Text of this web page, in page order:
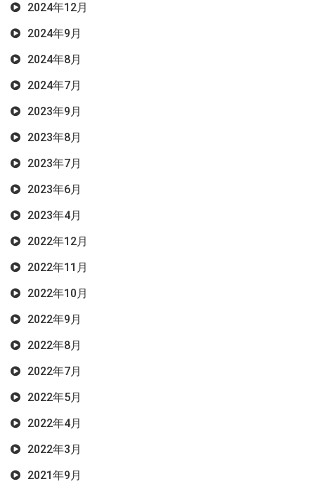
2024年12月
2024年9月
2024年8月
2024年7月
2023年9月
2023年8月
2023年7月
2023年6月
2023年4月
2022年12月
2022年11月
2022年10月
2022年9月
2022年8月
2022年7月
2022年5月
2022年4月
2022年3月
2021年9月